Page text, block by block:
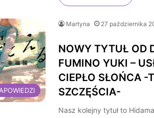
Martyna
27 października
NOWY TYTUŁ OD
FUMINO YUKI –
CIEPŁO SŁOŃCA -
SZCZĘŚCIA-
Nasz kolejny tytuł to